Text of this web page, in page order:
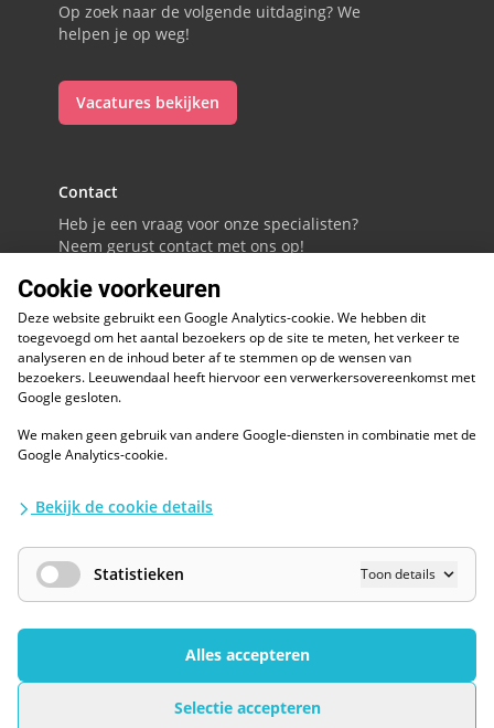
Contact
Heb je een vraag voor onze specialisten?
Neem gerust contact met ons op!
088 - 0086800
Volg ons op LinkedIn
Op zoek naar de volgende uitdaging? We
helpen je op weg!
Vacatures bekijken
ESG
Diversiteit en inclusie
Algemene voorwaarden
Waarborgen privacy en informatiebeveiliging
AI / LLM
Privacybescherming
Cookie voorkeuren
Deze website gebruikt een Google Analytics-cookie. We hebben dit
toegevoegd om het aantal bezoekers op de site te meten, het verkeer te
analyseren en de inhoud beter af te stemmen op de wensen van
bezoekers. Leeuwendaal heeft hiervoor een verwerkersovereenkomst met
Google gesloten.
We maken geen gebruik van andere Google-diensten in combinatie met de
Google Analytics-cookie.
Bekijk de cookie details
Statistieken Toon details
Alles accepteren
Selectie accepteren